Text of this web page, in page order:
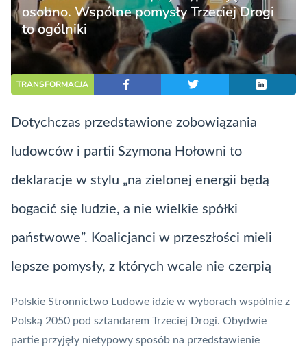
osobno. Wspólne pomysły Trzeciej Drogi
to ogólniki
TRANSFORMACJA
Dotychczas przedstawione zobowiązania
ludowców i partii Szymona Hołowni to
deklaracje w stylu „na zielonej energii będą
bogacić się ludzie, a nie wielkie spółki
państwowe”. Koalicjanci w przeszłości mieli
lepsze pomysły, z których wcale nie czerpią
Polskie Stronnictwo Ludowe idzie w wyborach wspólnie z
Polską 2050 pod sztandarem Trzeciej Drogi. Obydwie
partie przyjęły nietypowy sposób na przedstawienie